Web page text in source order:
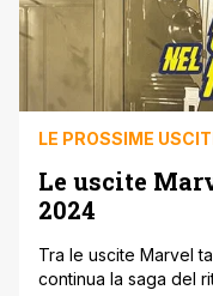
LE PROSSIME
Le uscite
2024
Tra le uscite Marvel
continua la saga del